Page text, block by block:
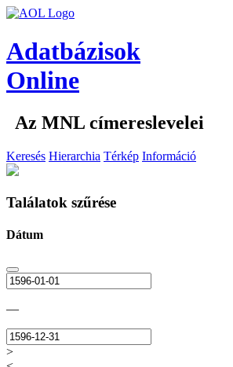
Adatbázisok
Online
Az MNL címereslevelei
Keresés Hierarchia Térkép Információ
Találatok szűrése
Dátum
—
>